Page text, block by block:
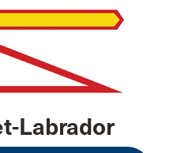
Labrador